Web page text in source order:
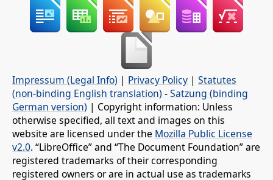
Impressum (Legal Info) | Privacy Policy | Statutes
(non-binding English translation) -Satzung (binding
German version) | Copyright information: Unless
otherwise specified, all text and images on this
website are licensed under the Mozilla Public License
v2.0. “LibreOffice” and “The Document Foundation” are
registered trademarks of their corresponding
registered owners or are in actual use as trademarks